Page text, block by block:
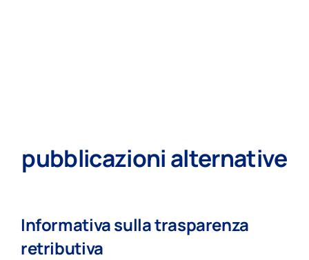
pubblicazioni alternative
Informativa sulla trasparenza
retributiva